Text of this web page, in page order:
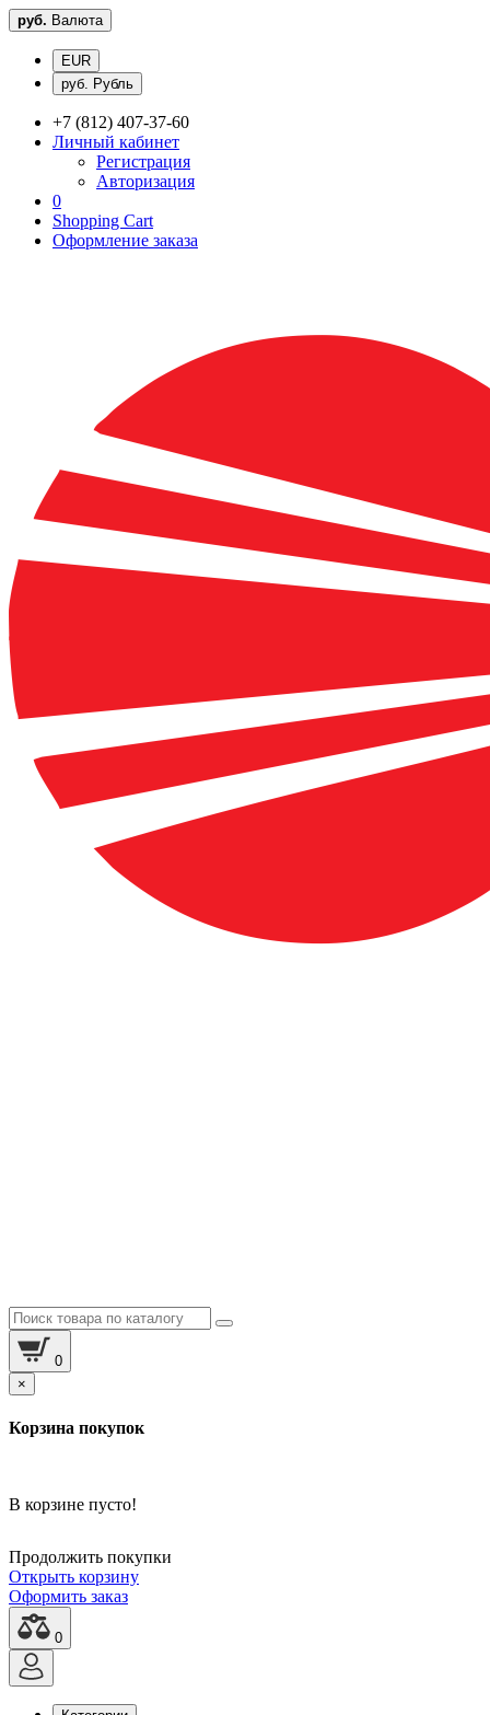
руб. Валюта
EUR
руб. Рубль
+7 (812) 407-37-60
Личный кабинет
Регистрация
Авторизация
0
Shopping Cart
Оформление заказа
0
×
Корзина покупок
В корзине пусто!
Продолжить покупки
Открыть корзину
Оформить заказ
0